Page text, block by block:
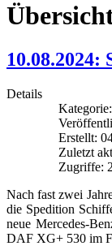
Details
Kategorie:
Erstellt:
Zuletzt
Zugriffe:
Nach fast zwei
die Spedition
neue Mercedes-
DAF XG+ 530 im